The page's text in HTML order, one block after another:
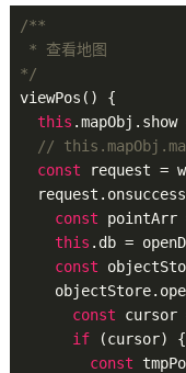
/**
* 查看地图
*/
viewPos() {
this .mapObj.show
//
const request =
const
this .db =
const
const cursor
if (cursor) {
const